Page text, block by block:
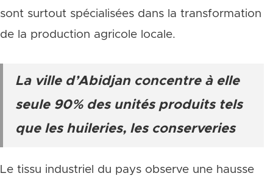
sont surtout spécialisées dans la transformation
de la production agricole locale.
La ville d’Abidjan concentre à elle
seule 90% des unités produits tels
que les huileries, les conserveries
Le tissu industriel du pays observe une hausse